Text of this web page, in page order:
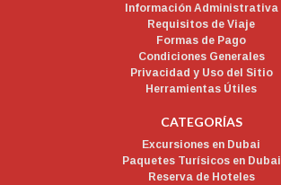
Información Administrativa
Requisitos de Viaje
Formas de Pago
Condiciones Generales
Privacidad y Uso del Sitio
Herramientas Útiles
CATEGORÍAS
Excursiones en Dubai
Paquetes Turísicos en Dubai
Reserva de Hoteles